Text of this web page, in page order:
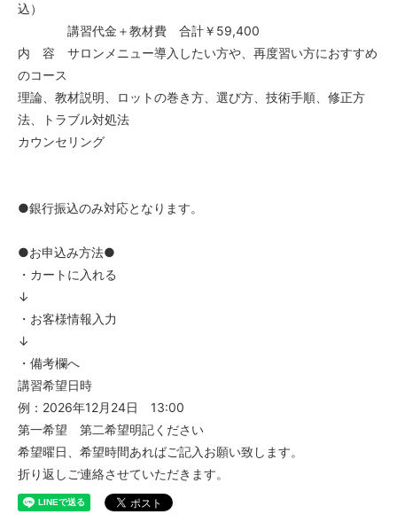
込）
講習代金＋教材費 合計￥59,400
内 容 サロンメニュー導入したい方や、再度習い方におすすめ
のコース
理論、教材説明、ロットの巻き方、選び方、技術手順、修正方
法、トラブル対処法
カウンセリング
●銀行振込のみ対応となります。
●お申込み方法●
・カートに入れる
↓
・お客様情報入力
↓
・備考欄へ
講習希望日時
例：2026年12月24日 13:00
第一希望 第二希望明記ください
希望曜日、希望時間あればご記入お願い致します。
折り返しご連絡させていただきます。